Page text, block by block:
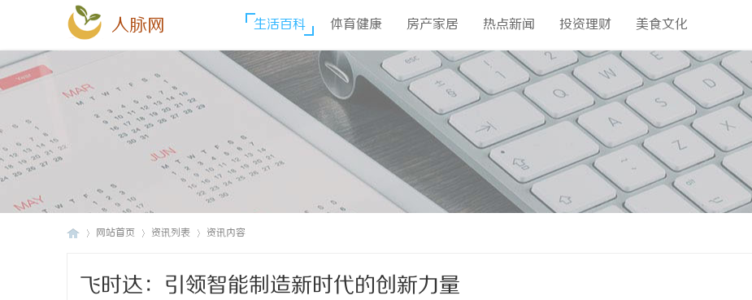
人脉网 生活百科 体育健康 房产家居 热点新闻 投资理财 美食文化
网站首页 资讯列表 资讯内容
飞时达：引领智能制造新时代的创新力量